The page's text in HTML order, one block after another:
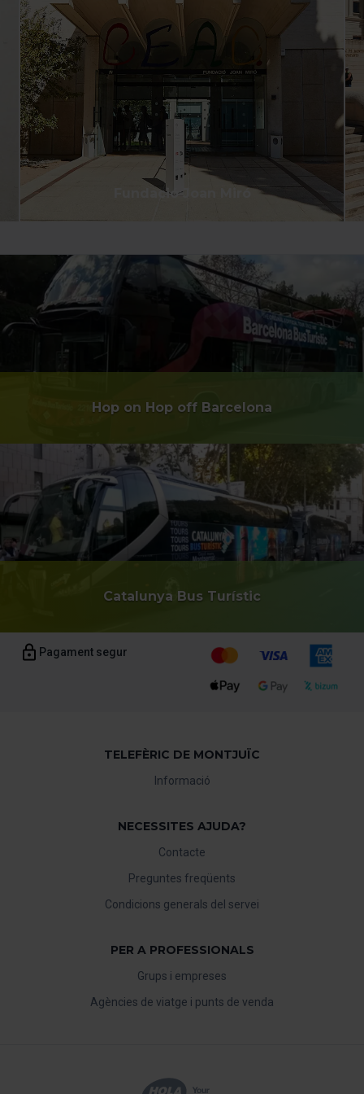
Fundació Joan Miró
Hop on Hop off Barcelona
Catalunya Bus Turístic
Pagament segur
TELEFÈRIC DE MONTJUÏC
Informació
NECESSITES AJUDA?
Contacte
Preguntes freqüents
Condicions generals del servei
PER A PROFESSIONALS
Grups i empreses
Agències de viatge i punts de venda